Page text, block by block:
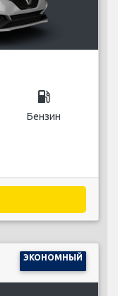
local_gas_station
Бензин
ЭКОНОМНЫЙ